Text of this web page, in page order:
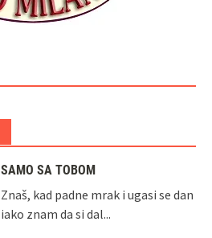
SAMO SA TOBOM
Znaš, kad padne mrak i ugasi se dan
iako znam da si dal...